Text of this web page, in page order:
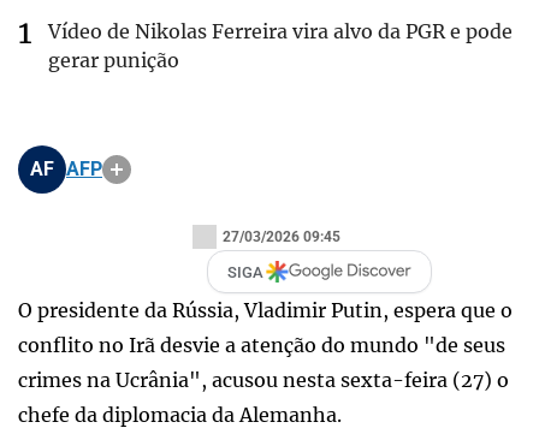
Vídeo de Nikolas Ferreira vira alvo da PGR e pode
gerar punição
AF AFP
27/03/2026 09:45
SIGA
O presidente da Rússia, Vladimir Putin, espera que o
conflito no Irã desvie a atenção do mundo "de seus
crimes na Ucrânia", acusou nesta sexta-feira (27) o
chefe da diplomacia da Alemanha.